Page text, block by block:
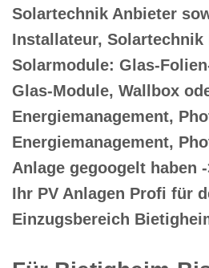
Solartechnik Anbieter
Installateur, Solartechnik
Solarmodule: Glas-
Glas-Module, Wallbox
Energiemanagement,
Energiemanagement,
Anlage gegoogelt haben
Ihr PV Anlagen Profi für
Einzugsbereich